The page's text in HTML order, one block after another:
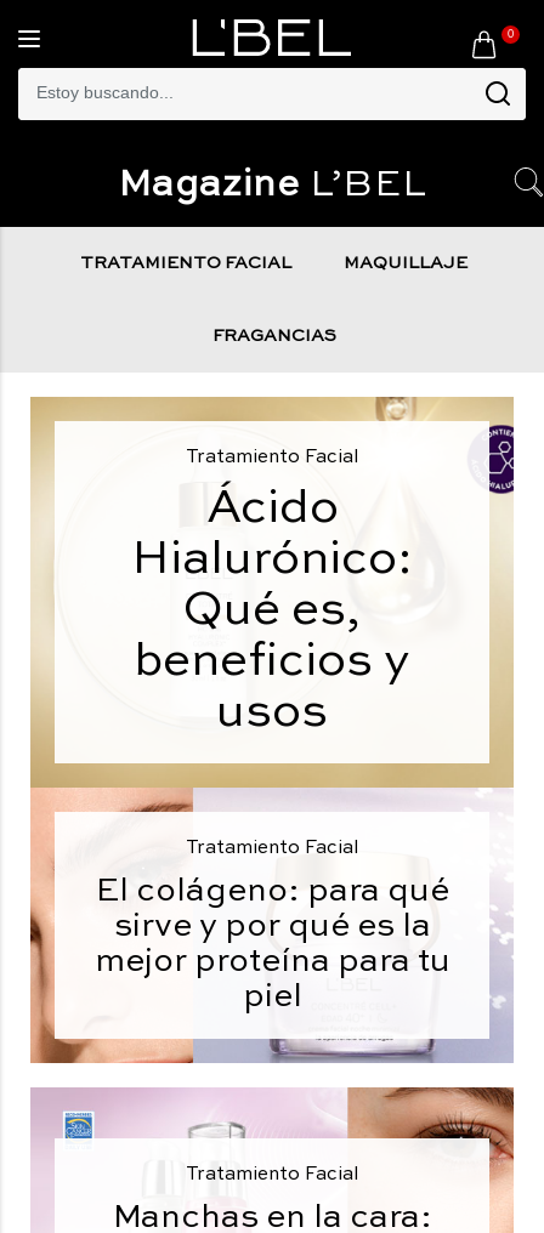
0
Magazine L’BEL
TRATAMIENTO FACIAL MAQUILLAJE
FRAGANCIAS
Tratamiento Facial
Ácido
Hialurónico:
Qué es,
beneficios y
usos
Tratamiento Facial
El colágeno: para qué
sirve y por qué es la
mejor proteína para tu
piel
Tratamiento Facial
Manchas en la cara: